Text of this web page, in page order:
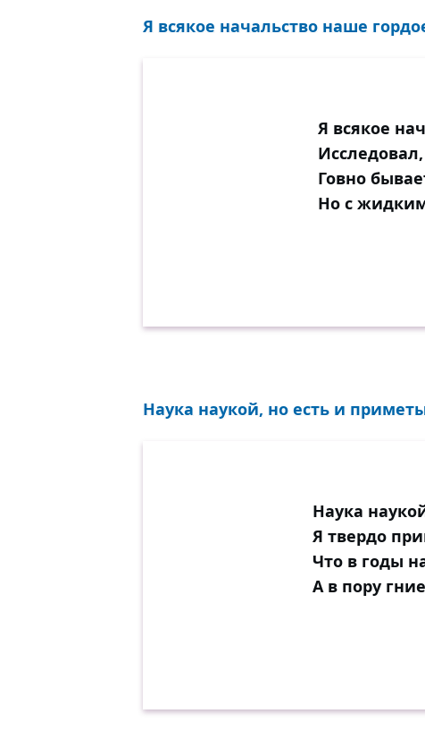
Я всякое начальство наше
Я всякое
Говно
Но с
Наука наукой, но есть и
Наука
Я твердо
Что в годы
А в пору